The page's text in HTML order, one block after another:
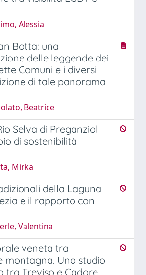
Alessia
Botta: una
delle leggende dei
Comuni e i diversi
di tale panorama
Beatrice
Selva di Preganziol
di sostenibilità
Mirka
della Laguna
e il rapporto con
Valentina
veneta tra
montagna. Uno studio
tra Treviso e Cadore.